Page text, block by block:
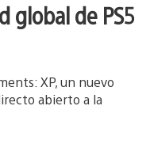
global de PS5